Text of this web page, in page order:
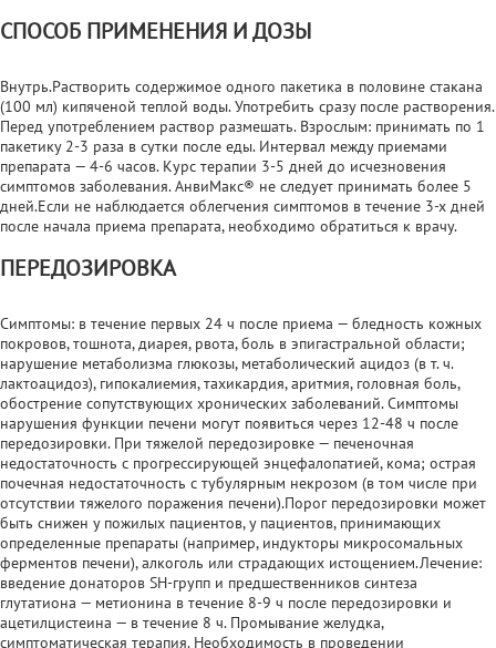
СПОСОБ ПРИМЕНЕНИЯ И ДОЗЫ
Внутрь.Растворить содержимое одного пакетика в половине стакана
(100 мл) кипяченой теплой воды. Употребить сразу после растворения.
Перед употреблением раствор размешать. Взрослым: принимать по 1
пакетику 2-3 раза в сутки после еды. Интервал между приемами
препарата — 4-6 часов. Курс терапии 3-5 дней до исчезновения
симптомов заболевания. АнвиМакс® не следует принимать более 5
дней.Если не наблюдается облегчения симптомов в течение 3-х дней
после начала приема препарата, необходимо обратиться к врачу.
ПЕРЕДОЗИРОВКА
Симптомы: в течение первых 24 ч после приема — бледность кожных
покровов, тошнота, диарея, рвота, боль в эпигастральной области;
нарушение метаболизма глюкозы, метаболический ацидоз (в т. ч.
лактоацидоз), гипокалиемия, тахикардия, аритмия, головная боль,
обострение сопутствующих хронических заболеваний. Симптомы
нарушения функции печени могут появиться через 12-48 ч после
передозировки. При тяжелой передозировке — печеночная
недостаточность с прогрессирующей энцефалопатией, кома; острая
почечная недостаточность с тубулярным некрозом (в том числе при
отсутствии тяжелого поражения печени).Порог передозировки может
быть снижен у пожилых пациентов, у пациентов, принимающих
определенные препараты (например, индукторы микросомальных
ферментов печени), алкоголь или страдающих истощением.Лечение:
введение донаторов SH-групп и предшественников синтеза
глутатиона — метионина в течение 8-9 ч после передозировки и
ацетилцистеина — в течение 8 ч. Промывание желудка,
симптоматическая терапия. Необходимость в проведении